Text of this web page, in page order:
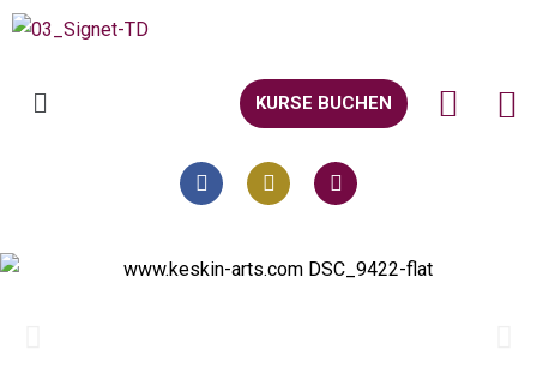
KURSE BUCHEN